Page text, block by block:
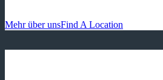
Mehr über unsFind A Location